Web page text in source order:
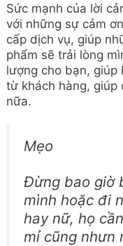
Sức mạnh của lời
với những sự cảm
cấp dịch vụ, giúp
phẩm sẽ trải lòng
lượng cho bạn, giúp
từ khách hàng, giúp
nữa.
Mẹo
Đừng bao giờ
mình hoặc đi
hay nữ, họ
mỉ cũng nhưn